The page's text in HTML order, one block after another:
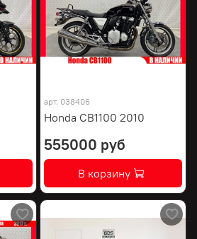
арт. 038406
Honda CB1100 2010
555000 руб
В корзину